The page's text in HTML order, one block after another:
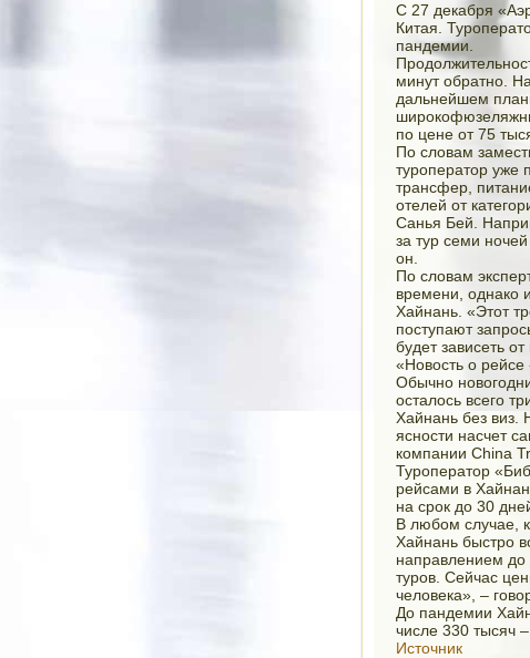
С 27 декабря
Китая.
пандемии.
минут обратно.
дальнейшем
по цене от 75
По словам
туроператор уже
трансфер,
отелей от
Санья Бей.
за тур семи
он.
По словам
времени, однако
Хайнань. «Этот
поступают
будет зависеть
«Новость о
Обычно
осталось всего
Хайнань без виз.
ясности насчет
компании China
Туроператор
рейсами в
на срок до 30
В любом случае,
Хайнань быстро
направлением до
туров. Сейчас
человека», –
До пандемии
числе 330 тысяч –
Источник